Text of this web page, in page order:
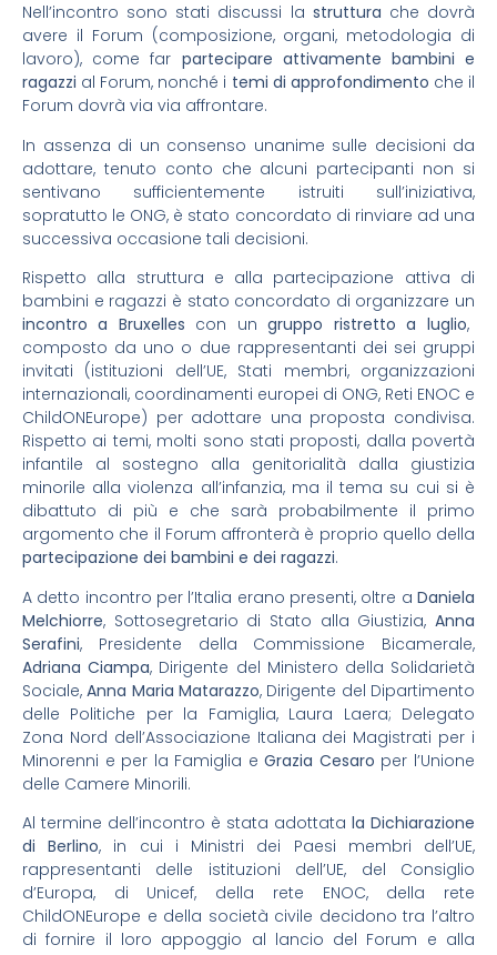
Nell’incontro sono stati discussi la struttura che dovrà
avere il Forum (composizione, organi, metodologia di
lavoro), come far partecipare attivamente bambini e
ragazzi al Forum, nonché i temi di approfondimento che il
Forum dovrà via via affrontare.
In assenza di un consenso unanime sulle decisioni da
adottare, tenuto conto che alcuni partecipanti non si
sentivano sufficientemente istruiti sull’iniziativa,
sopratutto le ONG, è stato concordato di rinviare ad una
successiva occasione tali decisioni.
Rispetto alla struttura e alla partecipazione attiva di
bambini e ragazzi è stato concordato di organizzare un
incontro a Bruxelles con un gruppo ristretto a luglio,
composto da uno o due rappresentanti dei sei gruppi
invitati (istituzioni dell’UE, Stati membri, organizzazioni
internazionali, coordinamenti europei di ONG, Reti ENOC e
ChildONEurope) per adottare una proposta condivisa.
Rispetto ai temi, molti sono stati proposti, dalla povertà
infantile al sostegno alla genitorialità dalla giustizia
minorile alla violenza all’infanzia, ma il tema su cui si è
dibattuto di più e che sarà probabilmente il primo
argomento che il Forum affronterà è proprio quello della
partecipazione dei bambini e dei ragazzi.
A detto incontro per l’Italia erano presenti, oltre a Daniela
Melchiorre, Sottosegretario di Stato alla Giustizia, Anna
Serafini, Presidente della Commissione Bicamerale,
Adriana Ciampa, Dirigente del Ministero della Solidarietà
Sociale,Anna Maria Matarazzo, Dirigente del Dipartimento
delle Politiche per la Famiglia, Laura Laera; Delegato
Zona Nord dell’Associazione Italiana dei Magistrati per i
Minorenni e per la Famiglia eGrazia Cesaro per l’Unione
delle Camere Minorili.
Al termine dell’incontro è stata adottata la Dichiarazione
di Berlino, in cui i Ministri dei Paesi membri dell’UE,
rappresentanti delle istituzioni dell’UE, del Consiglio
d’Europa, di Unicef, della rete ENOC, della rete
ChildONEurope e della società civile decidono tra l’altro
di fornire il loro appoggio al lancio del Forum e alla